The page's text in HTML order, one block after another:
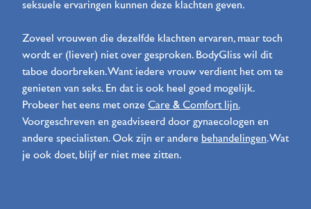
seksuele ervaringen kunnen deze klachten geven.
Zoveel vrouwen die dezelfde klachten ervaren, maar toch
wordt er (liever) niet over gesproken. BodyGliss wil dit
taboe doorbreken. Want iedere vrouw verdient het om te
genieten van seks. En dat is ook heel goed mogelijk.
Probeer het eens met onze Care & Comfort lijn.
Voorgeschreven en geadviseerd door gynaecologen en
andere specialisten. Ook zijn er andere behandelingen. Wat
je ook doet, blijf er niet mee zitten.